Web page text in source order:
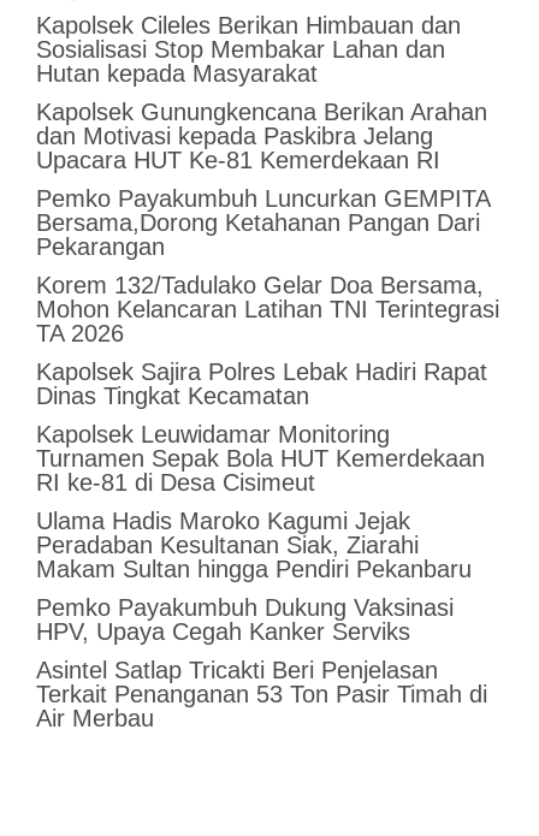
Kapolsek Cileles Berikan Himbauan dan
Sosialisasi Stop Membakar Lahan dan
Hutan kepada Masyarakat
‎Kapolsek Gunungkencana Berikan Arahan
dan Motivasi kepada Paskibra Jelang
Upacara HUT Ke-81 Kemerdekaan RI
Pemko Payakumbuh Luncurkan GEMPITA
Bersama,Dorong Ketahanan Pangan Dari
Pekarangan
Korem 132/Tadulako Gelar Doa Bersama,
Mohon Kelancaran Latihan TNI Terintegrasi
TA 2026
Kapolsek Sajira Polres Lebak Hadiri Rapat
Dinas Tingkat Kecamatan
Kapolsek Leuwidamar Monitoring
Turnamen Sepak Bola HUT Kemerdekaan
RI ke-81 di Desa Cisimeut
Ulama Hadis Maroko Kagumi Jejak
Peradaban Kesultanan Siak, Ziarahi
Makam Sultan hingga Pendiri Pekanbaru
Pemko Payakumbuh Dukung Vaksinasi
HPV, Upaya Cegah Kanker Serviks
Asintel Satlap Tricakti Beri Penjelasan
Terkait Penanganan 53 Ton Pasir Timah di
Air Merbau